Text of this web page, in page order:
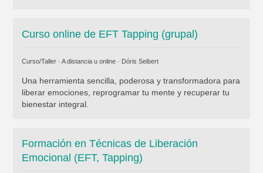
Curso online de EFT Tapping (grupal)
Curso/Taller · A distancia u online · Dóris Seibert
Una herramienta sencilla, poderosa y transformadora para
liberar emociones, reprogramar tu mente y recuperar tu
bienestar integral.
Formación en Técnicas de Liberación
Emocional (EFT, Tapping)